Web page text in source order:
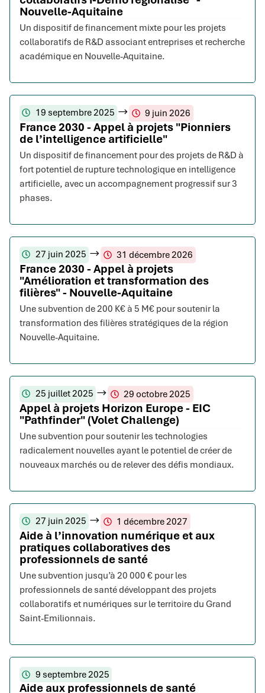
Nouvelle-Aquitaine
Un dispositif de financement mixte pour les projets
collaboratifs de R&D associant entreprises et recherche
académique en Nouvelle-Aquitaine.
19 septembre 2025 9 juin 2026
France 2030 - Appel à projets "Pionniers
de l’intelligence artificielle"
Un dispositif de financement pour des projets de R&D à
fort potentiel de rupture technologique en intelligence
artificielle, avec un accompagnement progressif sur 3
phases.
27 juin 2025 31 décembre 2026
France 2030 - Appel à projets
"Amélioration et transformation des
filières" - Nouvelle-Aquitaine
Une subvention de 200 K€ à 5 M€ pour soutenir la
transformation des filières stratégiques de la région
Nouvelle-Aquitaine.
25 juillet 2025 29 octobre 2025
Appel à projets Horizon Europe - EIC
"Pathfinder" (Volet Challenge)
Une subvention pour soutenir les technologies
radicalement nouvelles ayant le potentiel de créer de
nouveaux marchés ou de relever des défis mondiaux.
27 juin 2025 1 décembre 2027
Aide à l’innovation numérique et aux
pratiques collaboratives des
professionnels de santé
Une subvention jusqu’à 20 000 € pour les
professionnels de santé développant des projets
collaboratifs et numériques sur le territoire du Grand
Saint-Emilionnais.
9 septembre 2025
Aide aux professionnels de santé